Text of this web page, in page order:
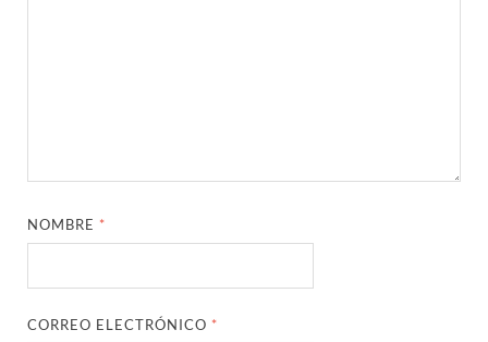
NOMBRE *
CORREO ELECTRÓNICO *